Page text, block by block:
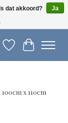
Verlanglijst
x 110cm
dat akkoord?
Ja